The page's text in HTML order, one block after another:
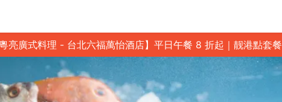
亮廣式料理 - 台北六福萬怡酒店】平日午餐 8 折起｜靓港點套餐